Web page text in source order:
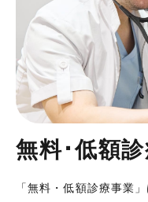
無料･低額
「無料・低額診療事業